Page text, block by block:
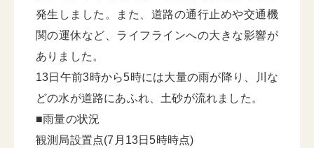
発生しました。また、道路の通行止めや交通機
関の運休など、ライフラインへの大きな影響が
ありました。
13日午前3時から5時には大量の雨が降り、川な
どの水が道路にあふれ、土砂が流れました。
■雨量の状況
観測局設置点(7月13日5時時点)